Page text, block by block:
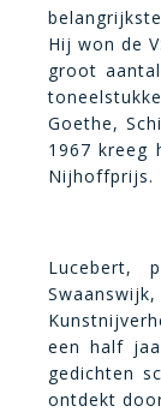
Hij won de
groot
Goethe,
1967 kreeg
Nijhoffprijs.
Lucebert,
een half
gedichten
ontdekt